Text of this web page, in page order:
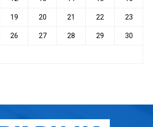
19 20 21 22 23
26 27 28 29 30